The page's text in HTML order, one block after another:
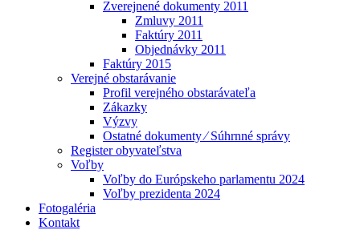
Zverejnené dokumenty 2011
Zmluvy 2011
Faktúry 2011
Objednávky 2011
Faktúry 2015
Verejné obstarávanie
Profil verejného obstarávateľa
Zákazky
Výzvy
Ostatné dokumenty ⁄ Súhrnné správy
Register obyvateľstva
Voľby
Voľby do Európskeho parlamentu 2024
Voľby prezidenta 2024
Fotogaléria
Kontakt